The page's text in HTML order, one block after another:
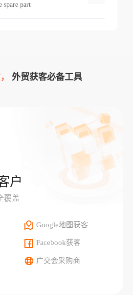
spare part
外贸获客必备工具
户
覆盖
Google地图获客
Facebook获客
广交会采购商